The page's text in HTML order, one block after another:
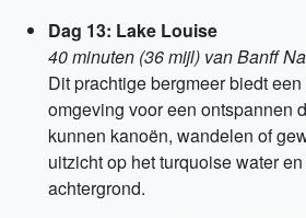
Dag 13: Lake Louise
40 minuten (36 mijl) van Banff
Dit prachtige bergmeer biedt
omgeving voor een ontspannen
kunnen kanoën, wandelen of
uitzicht op het turquoise water
achtergrond.